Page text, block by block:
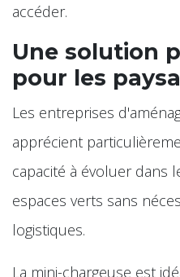
accéder.
Une solution
pour les
Les entreprises
apprécient
capacité à évoluer dans
espaces verts sans
logistiques.
La mini-chargeuse est